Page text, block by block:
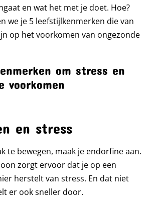
en wat het met je doet. Hoe?
we je 5 leefstijlkenmerken die van
op het voorkomen van ongezonde
om stress en
voorkomen
en stress
te bewegen, maak je endorfine aan.
zorgt ervoor dat je op een
herstelt van stress. En dat niet
er ook sneller door.